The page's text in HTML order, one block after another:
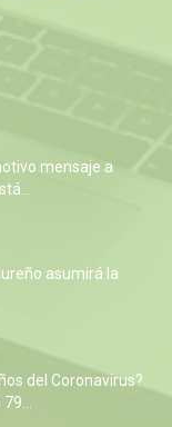
mensaje a
asumirá la
del Coronavirus?